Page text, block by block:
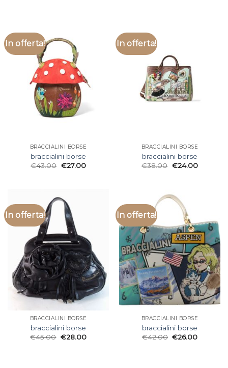
In offerta!
BRACCIALINI BORSE
braccialini borse
€43.00 €27.00
In offerta!
BRACCIALINI BORSE
braccialini borse
€38.00 €24.00
In offerta!
BRACCIALINI BORSE
braccialini borse
€45.00 €28.00
In offerta!
BRACCIALINI BORSE
braccialini borse
€42.00 €26.00